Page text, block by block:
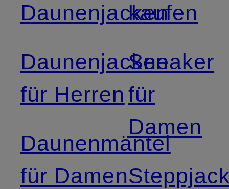
Daunenjacken
Daunenjacken
für Herren
Daunenmäntel
für Damen
kaufen
Sneaker
für
Damen